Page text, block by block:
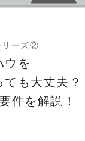
リーズ②
ウを
も大丈夫？
件を解説！